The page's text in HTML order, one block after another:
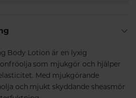
Body Lotion är en lyxig
som mjukgör och hjälper
Med mjukgörande
och mjukt skyddande sheasmör